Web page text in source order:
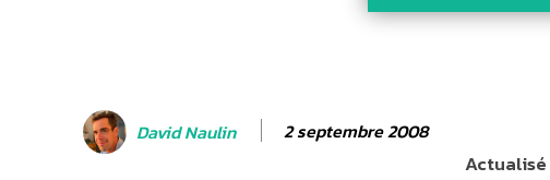
David Naulin 2 septembre 2008